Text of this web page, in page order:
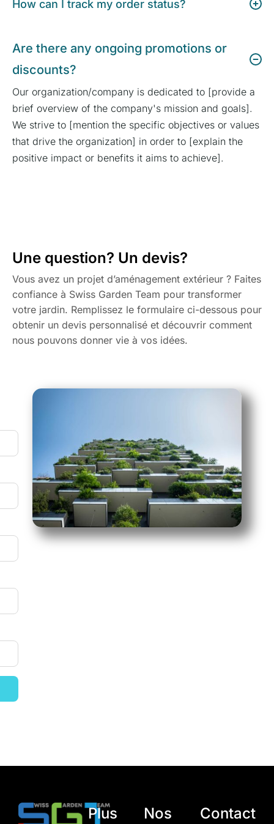
How can I track my order status?
Are there any ongoing promotions or
discounts?
Our organization/company is dedicated to [provide a
brief overview of the company's mission and goals].
We strive to [mention the specific objectives or values
that drive the organization] in order to [explain the
positive impact or benefits it aims to achieve].
Une question? Un devis?
Vous avez un projet d’aménagement extérieur ? Faites
confiance à Swiss Garden Team pour transformer
votre jardin. Remplissez le formulaire ci-dessous pour
obtenir un devis personnalisé et découvrir comment
nous pouvons donner vie à vos idées.
Plus
Nos
Contact